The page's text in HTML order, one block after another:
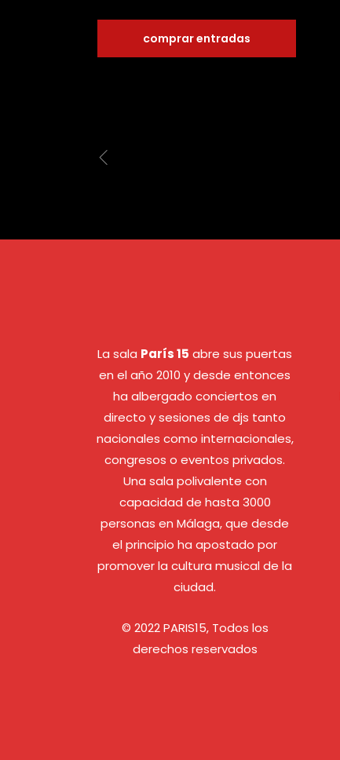
comprar entradas
La sala París 15 abre sus puertas
en el año 2010 y desde entonces
ha albergado conciertos en
directo y sesiones de djs tanto
nacionales como internacionales,
congresos o eventos privados.
Una sala polivalente con
capacidad de hasta 3000
personas en Málaga, que desde
el principio ha apostado por
promover la cultura musical de la
ciudad.
© 2022 PARIS15, Todos los
derechos reservados